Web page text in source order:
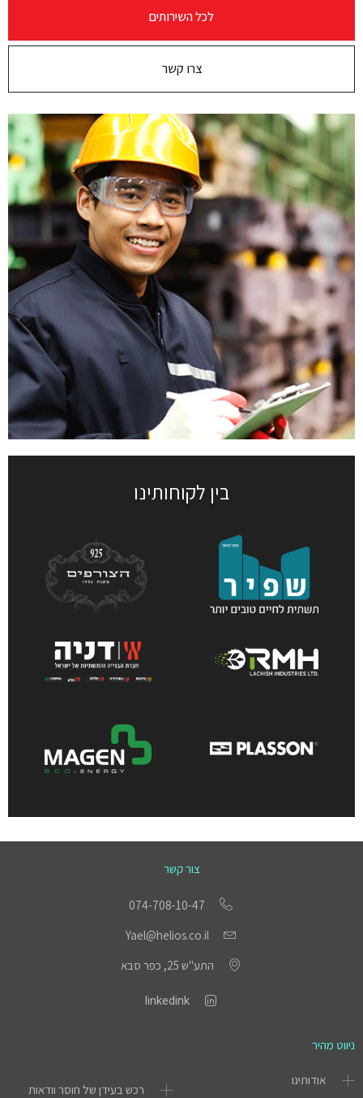
לכל השירותים
צרו קשר
בין לקוחותינו
צור קשר
074-708-10-47
Yael@helios.co.il
התע"ש 25, כפר סבא
linkedink
ניווט מהיר
אודותינו
רכש בעידן של חוסר וודאות